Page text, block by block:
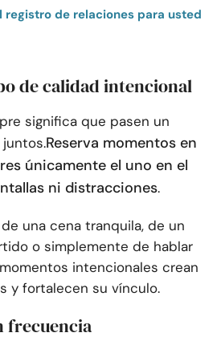
registro de relaciones para usted
de calidad intencional
significa que pasen un
Reserva momentos en
únicamente el uno en el
ni distracciones.
una cena tranquila, de un
o simplemente de hablar
intencionales crean
y fortalecen su vínculo.
frecuencia